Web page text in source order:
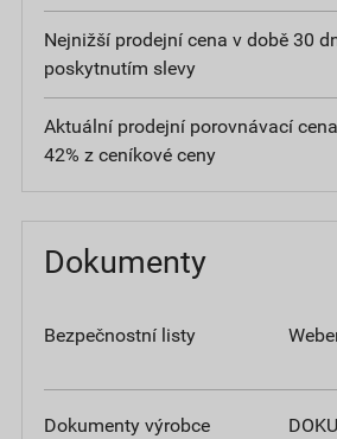
Nejnižší prodejní cena v době 30
poskytnutím slevy
Aktuální prodejní porovnávací
42% z ceníkové ceny
Dokumenty
Bezpečnostní listy
Dokumenty výrobce